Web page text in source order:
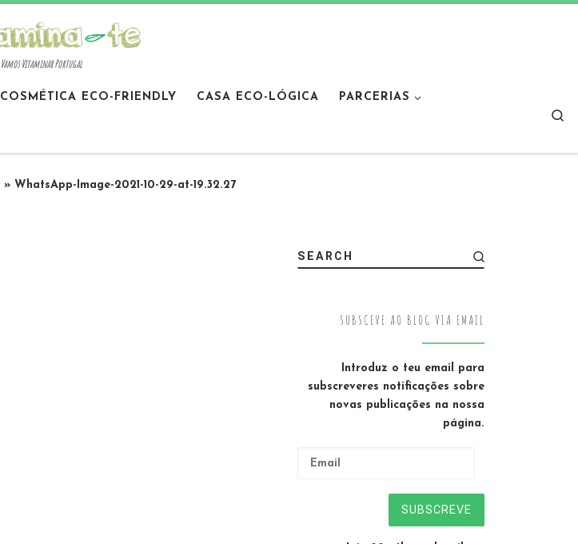
Vamos Vitaminar Portugal
COSMÉTICA ECO-FRIENDLY CASA ECO-LÓGICA PARCERIAS
» WhatsApp-Image-2021-10-29-at-19.32.27
SEARCH
SUBSCEVE AO BLOG VIA EMAIL
Introduz o teu email para
subscreveres notificações sobre
novas publicações na nossa
página.
SUBSCREVE